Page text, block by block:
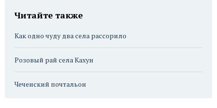
Читайте также
Как одно чуду два села рассорило
Розовый рай села Кахун
Чеченский почтальон